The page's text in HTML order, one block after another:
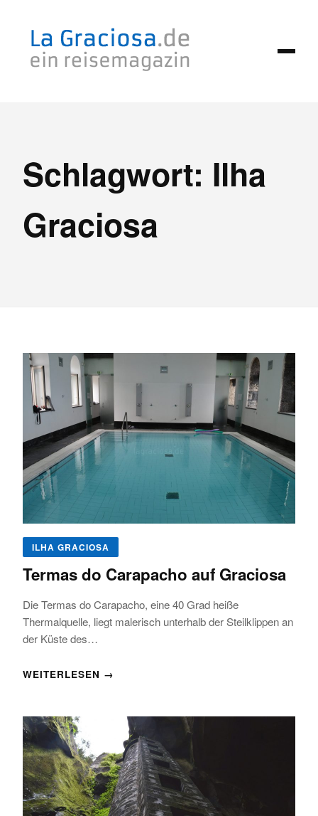
springen
Schlagwort: Ilha
Graciosa
ILHA GRACIOSA
Termas do Carapacho auf Graciosa
Die Termas do Carapacho, eine 40 Grad heiße
Thermalquelle, liegt malerisch unterhalb der Steilklippen an
der Küste des…
WEITERLESEN →